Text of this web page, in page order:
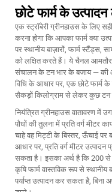
छोटे फार्म के उत्पादन
एक स्ट्रॉबेरी ग्रीनहाउस के लिए
करना होगा कि आपका फार्म क्या
पर स्थानीय बाज़ारों, फार्म स्टैंड्स,
को लक्षित करते हैं। ये चैनल आमतौर
संचालन के टन भार के बजाय — की
विधि के आधार पर, एक छोटे फार्म के
सैकड़ों किलोग्राम से लेकर कुछ टन
नियंत्रित ग्रीनहाउस वातावरण में
पौधों की तुलना में प्रति वर्ग मीटर
चाहे वह मिट्टी के बिस्तर, ऊँचाई पर
आधार पर, प्रति वर्ग मीटर
सकता है। इसका अर्थ है कि 200 से
कृषि फार्म वास्तविक रूप से स्थानीय
पर्याप्त उत्पादन कर सकता है,